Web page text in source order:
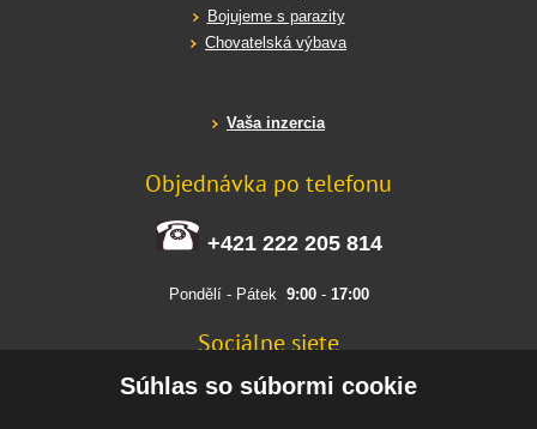
Bojujeme s parazity
Chovatelská výbava
Vaša inzercia
Objednávka po telefonu
+421 222 205 814
Pondělí - Pátek 9:00- 17:00
Sociálne siete
FACEBOOK
Súhlas so súbormi cookie